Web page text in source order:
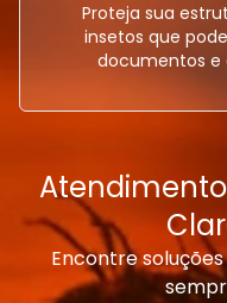
Proteja sua
insetos que
documentos e
Encontre